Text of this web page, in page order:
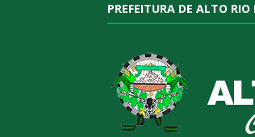
PREFEITURA DE ALTO RIO